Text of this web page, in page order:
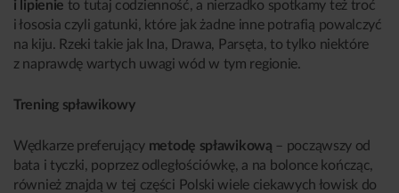
i lipienie to tutaj codzienność, a nierzadko spotkamy też troć
i łososia czyli gatunki, które jak żadne inne potrafią powalczyć
na kiju. Rzeki takie jak Ina, Drawa, Parsęta, to tylko niektóre
z naprawdę wartych uwagi wód w tym regionie.
Trening spławikowy
Wędkarze preferujący metodę spławikową – począwszy od
bata i tyczki, poprzez odległościówkę, a na bolonce kończąc,
również znajdą w tej części Polski wiele ciekawych łowisk do